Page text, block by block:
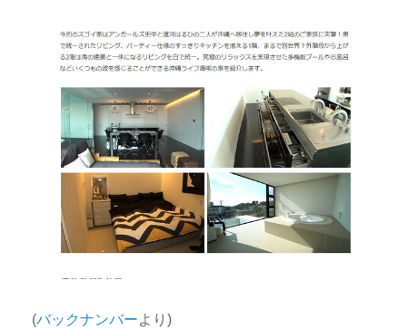
(バックナンバーより)